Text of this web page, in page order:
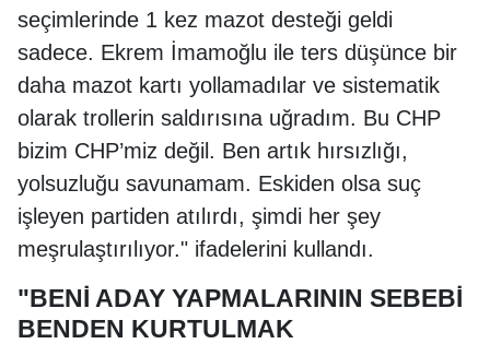
seçimlerinde 1 kez mazot desteği geldi
sadece. Ekrem İmamoğlu ile ters düşünce bir
daha mazot kartı yollamadılar ve sistematik
olarak trollerin saldırısına uğradım. Bu CHP
bizim CHP’miz değil. Ben artık hırsızlığı,
yolsuzluğu savunamam. Eskiden olsa suç
işleyen partiden atılırdı, şimdi her şey
meşrulaştırılıyor." ifadelerini kullandı.
"BENİ ADAY YAPMALARININ SEBEBİ
BENDEN KURTULMAK